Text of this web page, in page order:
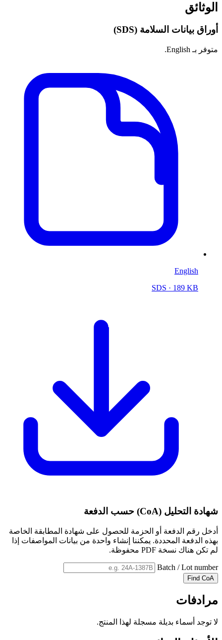
الوثائق
أوراق بيانات السلامة (SDS)
متوفر بـ English.
English
SDS · 189 KB
شهادة التحليل (CoA) حسب الدفعة
أدخل رقم الدفعة أو الحزمة للحصول على شهادة المطابقة الخاصة
بهذه الدفعة المحددة. يمكننا إنشاء واحدة من بيانات المواصفات إذا
لم تكن هناك نسخة PDF محفوظة.
Batch / Lot number
Find CoA
مرادفات
لا توجد أسماء بديلة مسجلة لهذا المنتج.